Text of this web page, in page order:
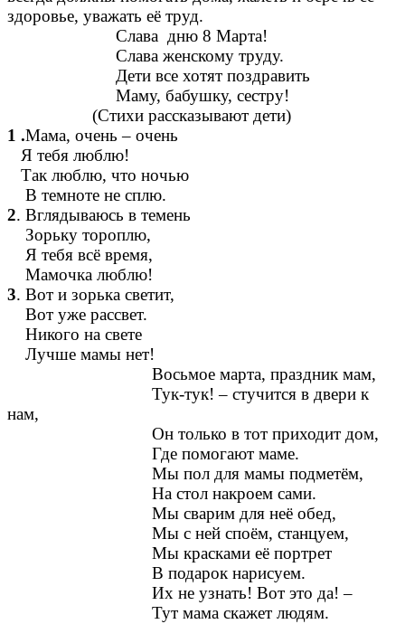
здоровье, уважать её труд.
Слава дню 8 Марта!
Слава женскому труду.
Дети все хотят поздравить
Маму, бабушку, сестру!
(Стихи рассказывают дети)
1 .Мама, очень – очень
Я тебя люблю!
Так люблю, что ночью
В темноте не сплю.
2. Вглядываюсь в темень
Зорьку тороплю,
Я тебя всё время,
Мамочка люблю!
3. Вот и зорька светит,
Вот уже рассвет.
Никого на свете
Лучше мамы нет!
Восьмое марта, праздник мам,
Тук-тук! – стучится в двери к
нам,
Он только в тот приходит дом,
Где помогают маме.
Мы пол для мамы подметём,
На стол накроем сами.
Мы сварим для неё обед,
Мы с ней споём, станцуем,
Мы красками её портрет
В подарок нарисуем.
Их не узнать! Вот это да! –
Тут мама скажет людям.